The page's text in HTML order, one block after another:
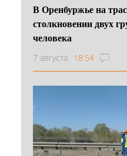
В Оренбуржье на
столкновении двух
человека
7 августа 18:54